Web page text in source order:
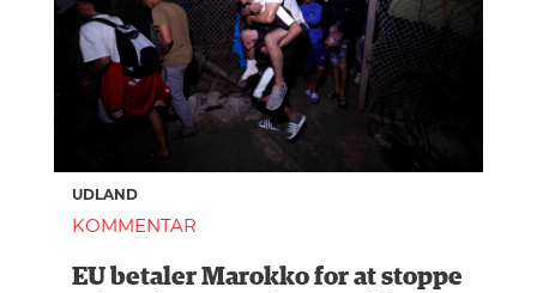
UDLAND
KOMMENTAR
EU betaler Marokko for at stoppe